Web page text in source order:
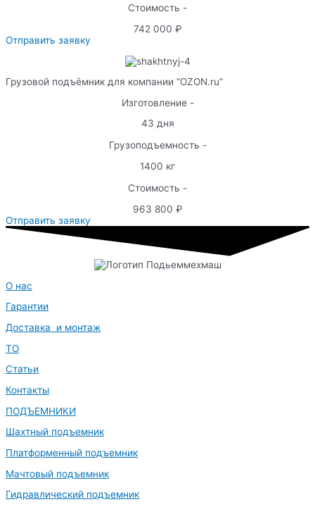
Стоимость -
742 000 ₽
Отправить заявку
Грузовой подъёмник для компании “OZON.ru”
Изготовление -
43 дня
Грузоподъемность -
1400 кг
Стоимость -
963 800 ₽
Отправить заявку
О нас
Гарантии
Доставка и монтаж
ТО
Статьи
Контакты
ПОДЪЕМНИКИ
Шахтный подъемник
Платформенный подъемник
Мачтовый подъемник
Гидравлический подъемник